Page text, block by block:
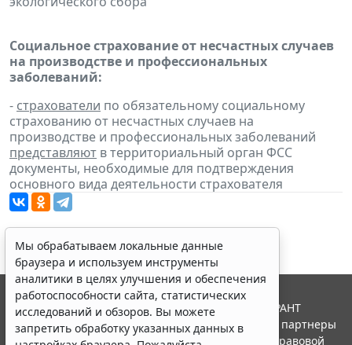
Социальное страхование от несчастных случаев
на производстве и профессиональных
заболеваний:
- страхователи по обязательному социальному
страхованию от несчастных случаев на
производстве и профессиональных заболеваний
представляют в территориальный орган ФСС
документы, необходимые для подтверждения
основного вида деятельности страхователя
Мы обрабатываем локальные данные
браузера и используем инструменты
аналитики в целях улучшения и обеспечения
работоспособности сайта, статистических
исследований и обзоров. Вы можете
запретить обработку указанных данных в
© ООО "НПП "ГАРАНТ-СЕРВИС", 2026. Система ГАРАНТ
выпускается с 1990 года. Компания "Гарант" и ее партнеры
являются участниками Российской ассоциации правовой